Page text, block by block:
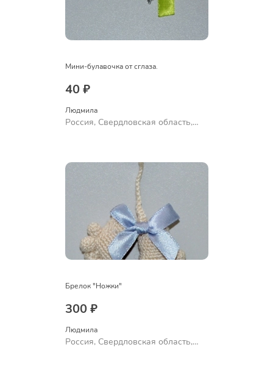
Мини-булавочка от сглаза.
40 ₽
Людмила
Россия, Свердловская область,
Брелок "Ножки"
300 ₽
Людмила
Россия, Свердловская область,